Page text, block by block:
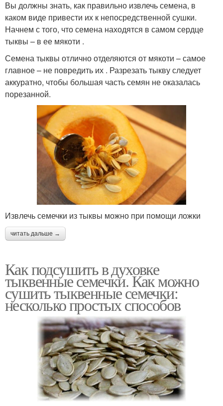
Вы должны знать, как правильно извлечь семена, в
каком виде привести их к непосредственной сушки.
Начнем с того, что семена находятся в самом сердце
тыквы – в ее мякоти .
Семена тыквы отлично отделяются от мякоти – самое
главное – не повредить их . Разрезать тыкву следует
аккуратно, чтобы большая часть семян не оказалась
порезанной.
Извлечь семечки из тыквы можно при помощи ложки
читать дальше →
Как подсушить в духовке
тыквенные семечки. Как можно
сушить тыквенные семечки:
несколько простых способов